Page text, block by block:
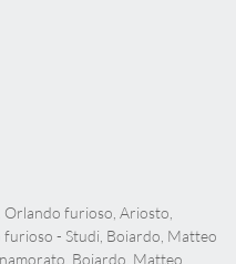
furioso, Ariosto,
furioso - Studi, Boiardo, Matteo
Boiardo, Matteo